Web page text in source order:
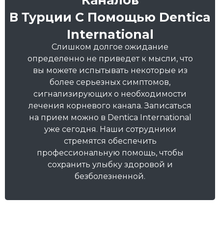
В Турции С Помощью Dentica
International
Слишком долгое ожидание
определенно не приведет к мысли, что
вы можете испытывать некоторые из
более серьезных симптомов,
сигнализирующих о необходимости
лечения корневого канала. Записаться
на прием можно в Dentica International
уже сегодня. Наши сотрудники
стремятся обеспечить
профессиональную помощь, чтобы
сохранить улыбку здоровой и
безболезненной.